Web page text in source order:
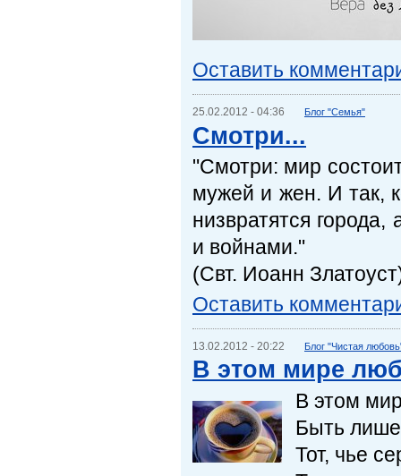
Оставить
25.02.2012 - 04:36 Блог "Семья"
Смотри...
"Смотри: мир
мужей и жен. И так,
низвратятся
и войнами."
(Свт. Иоанн
Оставить
13.02.2012 - 20:22 Блог "Чистая
В этом мире
В этом
Быть
Тот, чье